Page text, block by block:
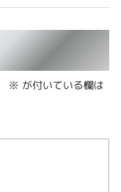
※ が付いている欄は